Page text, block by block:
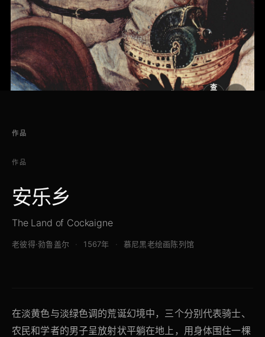
查
作品
作品
安乐乡
The Land of Cockaigne
老彼得·勃鲁盖尔 1567年 慕尼黑老绘画陈列馆
在淡黄色与淡绿色调的荒诞幻境中，三个分别代表骑士、
农民和学者的男子呈放射状平躺在地上，用身体围住一棵